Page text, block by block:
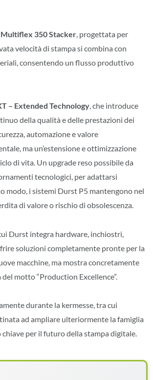
Multiflex 350 Stacker, progettata per
velocità di stampa si combina con
consentendo un flusso produttivo
– Extended Technology, che introduce
della qualità e delle prestazioni dei
automazione e valore
ma un’estensione e ottimizzazione
di vita. Un upgrade reso possibile da
tecnologici, per adattarsi
modo, i sistemi Durst P5 mantengono nel
di valore o rischio di obsolescenza.
Durst integra hardware, inchiostri,
soluzioni completamente pronte per la
macchine, ma mostra concretamente
motto “Production Excellence”.
durante la kermesse, tra cui
ad ampliare ulteriormente la famiglia
per il futuro della stampa digitale.